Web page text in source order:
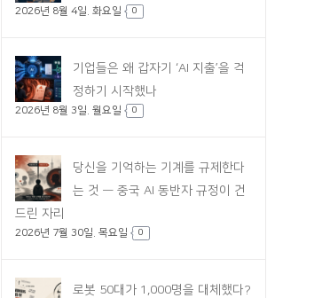
2026년 8월 4일. 화요일 0
기업들은 왜 갑자기 ‘AI 지출’을 걱
정하기 시작했나
2026년 8월 3일. 월요일 0
당신을 기억하는 기계를 규제한다
는 것 — 중국 AI 동반자 규정이 건
드린 자리
2026년 7월 30일. 목요일 0
로봇 50대가 1,000명을 대체했다?